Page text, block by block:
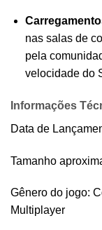
nas salas de
pela
velocidade do
Informações
Data de
Tamanho
Gênero do jogo:
Multiplayer